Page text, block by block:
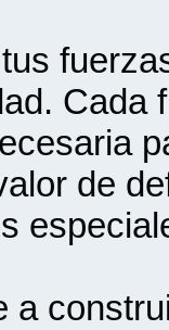
Cada
de
a